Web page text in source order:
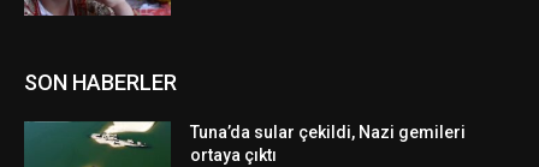
SON HABERLER
Tuna’da sular çekildi, Nazi gemileri
ortaya çıktı